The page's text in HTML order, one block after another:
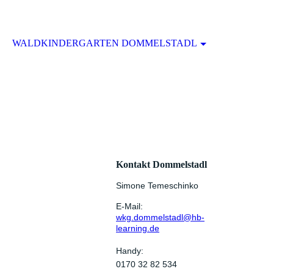
WALDKINDERGARTEN DOMMELSTADL
Kontakt Dommelstadl
Simone Temeschinko
E-Mail:
wkg.dommelstadl@hb-
learning.de
Handy:
0170 32 82 534